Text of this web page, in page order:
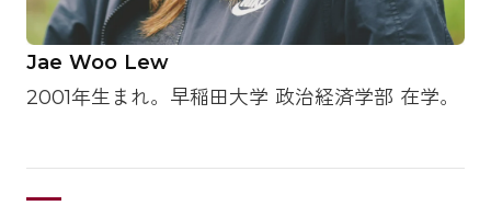
Jae Woo Lew
2001年生まれ。早稲田大学 政治経済学部 在学。